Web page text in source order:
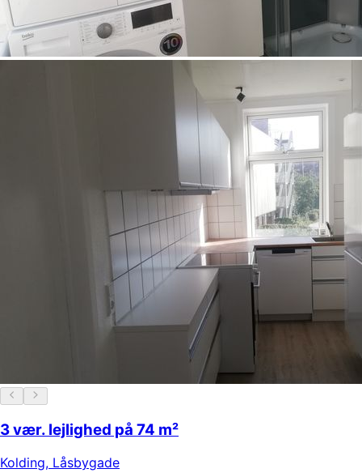
3 vær. lejlighed på 74 m²
Kolding, Låsbygade